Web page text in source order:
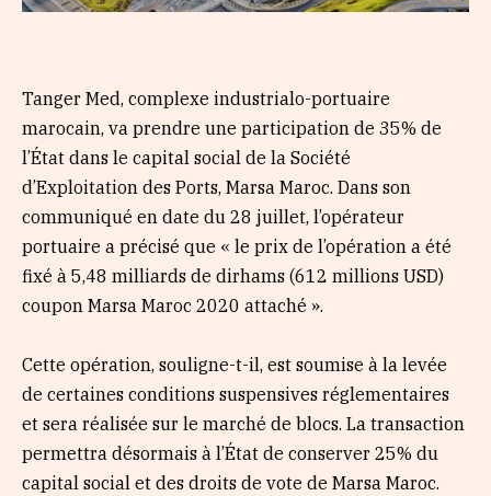
Tanger Med, complexe industrialo-portuaire
marocain, va prendre une participation de 35% de
l’État dans le capital social de la Société
d’Exploitation des Ports, Marsa Maroc. Dans son
communiqué en date du 28 juillet, l’opérateur
portuaire a précisé que « le prix de l’opération a été
fixé à 5,48 milliards de dirhams (612 millions USD)
coupon Marsa Maroc 2020 attaché ».
Cette opération, souligne-t-il, est soumise à la levée
de certaines conditions suspensives réglementaires
et sera réalisée sur le marché de blocs. La transaction
permettra désormais à l’État de conserver 25% du
capital social et des droits de vote de Marsa Maroc.